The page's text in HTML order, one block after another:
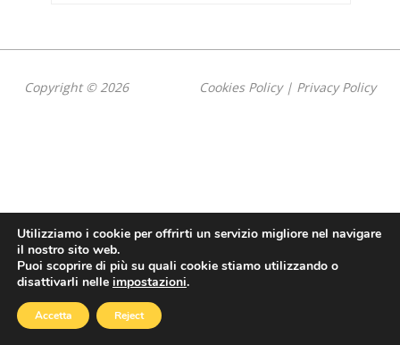
Copyright © 2026 Cookies Policy| Privacy Policy
Utilizziamo i cookie per offrirti un servizio migliore nel navigare
il nostro sito web.
Puoi scoprire di più su quali cookie stiamo utilizzando o
disattivarli nelle impostazioni.
Accetta Reject